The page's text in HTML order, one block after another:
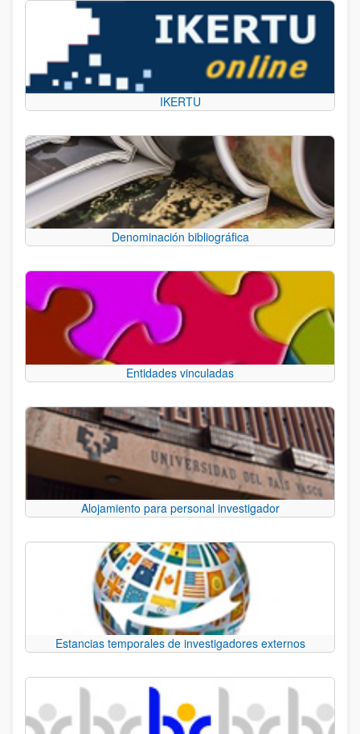
IKERTU
Denominación bibliográfica
Entidades vinculadas
Alojamiento para personal investigador
Estancias temporales de investigadores externos